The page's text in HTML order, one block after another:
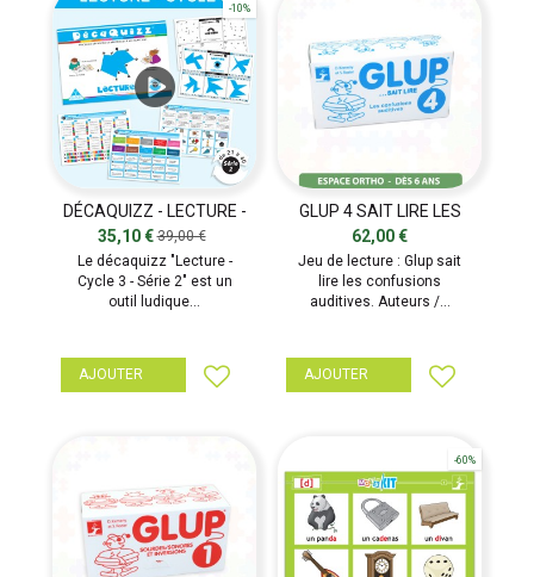
-10%
DÉCAQUIZZ - LECTURE -
SÉRIE 2
35,10 €39,00 €
Le décaquizz "Lecture -
Cycle 3 - Série 2" est un
outil ludique...
AJOUTER
GLUP 4 SAIT LIRE LES
CONFUSIONS AUDITIVES
62,00 €
Jeu de lecture : Glup sait
lire les confusions
auditives. Auteurs /...
AJOUTER
-60%